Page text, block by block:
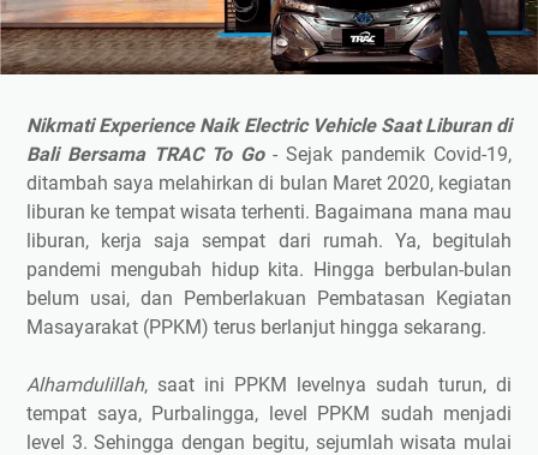
Nikmati Experience Naik Electric Vehicle Saat Liburan di
Bali Bersama TRAC To Go- Sejak pandemik Covid-19,
ditambah saya melahirkan di bulan Maret 2020, kegiatan
liburan ke tempat wisata terhenti. Bagaimana mana mau
liburan, kerja saja sempat dari rumah. Ya, begitulah
pandemi mengubah hidup kita. Hingga berbulan-bulan
belum usai, dan Pemberlakuan Pembatasan Kegiatan
Masayarakat (PPKM) terus berlanjut hingga sekarang.
Alhamdulillah, saat ini PPKM levelnya sudah turun, di
tempat saya, Purbalingga, level PPKM sudah menjadi
level 3. Sehingga dengan begitu, sejumlah wisata mulai